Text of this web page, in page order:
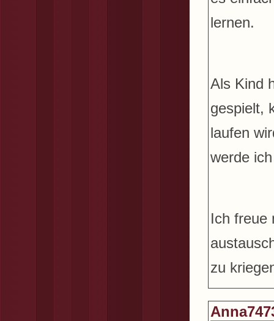
lernen.
Als Kind
gespielt,
laufen
werde
Ich freue
zu